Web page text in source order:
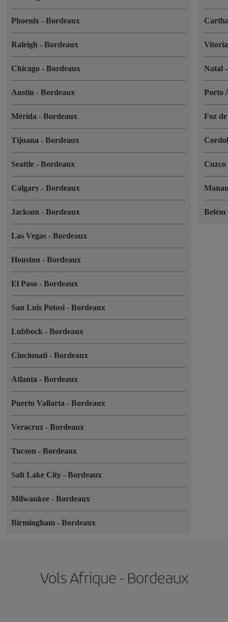
Phoenix - Bordeaux
Raleigh - Bordeaux
Chicago - Bordeaux
Austin - Bordeaux
Mérida - Bordeaux
Tijuana - Bordeaux
Seattle - Bordeaux
Calgary - Bordeaux
Jackson - Bordeaux
Las Vegas - Bordeaux
Houston - Bordeaux
El Paso - Bordeaux
San Luis Potosi - Bordeaux
Lubbock - Bordeaux
Cincinnati - Bordeaux
Atlanta - Bordeaux
Puerto Vallarta - Bordeaux
Veracruz - Bordeaux
Tucson - Bordeaux
Salt Lake City - Bordeaux
Milwaukee - Bordeaux
Birmingham - Bordeaux
Natal
Porto
Foz
Cuzco
Belém
Vols Afrique - Bordeaux